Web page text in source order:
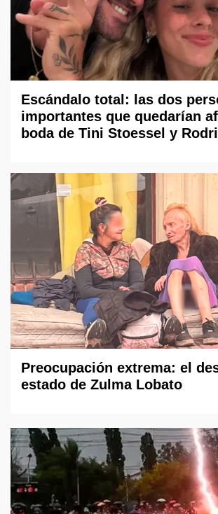
Escándalo total: las dos
importantes que quedarían
boda de Tini Stoessel y
Preocupación extrema: el
estado de Zulma Lobato